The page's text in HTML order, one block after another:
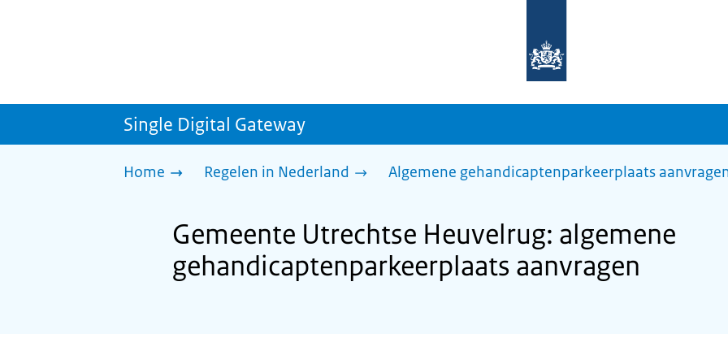
homepage
sdg.rijksoverheid.nl
Single Digital Gateway
Home Regelen in Nederland Algemene gehandicaptenparkeerplaats
Gemeente Utrechtse Heuvelrug: algemene
gehandicaptenparkeerplaats aanvragen